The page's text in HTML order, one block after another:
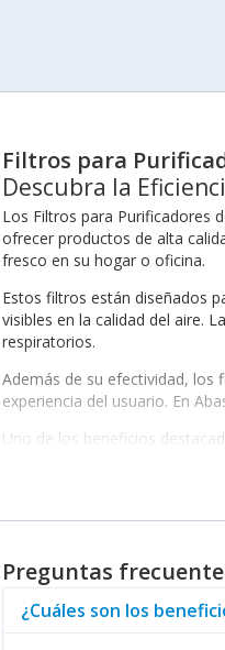
Filtros para
Descubra la
Los Filtros para Purificadores
ofrecer productos de alta
fresco en su hogar o oficina.
Estos filtros están diseñados
visibles en la calidad del aire.
respiratorios.
Además de su efectividad, los
experiencia del usuario. En
Uno de los beneficios
Los Filtros para Purificadores
Los filtros no solo son
relacionados con el
Preguntas
¿Cuáles son los